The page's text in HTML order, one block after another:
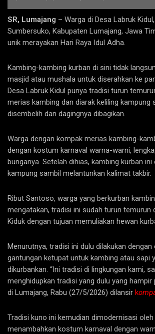
SR, Lumajang – Warga di Desa Labruk
Sumbersuko, Kabupaten Lumajang, Jawa
unik merayakan Hari Raya Idul Adha.
Kambing-kambing kurban di sini tidak
masjid atau mushala untuk diserahkan ke
Desa Labruk Kidul punya tradisi turun
merias kambing dan diarak keliling kampung
disembelih dan dagingnya dibagikan.
Warga dengan kompak merias kambing-
dengan kostum karnaval warna-warni,
bunganya. Setelah dihias, kambing kurban ini
kampung sambil melantunkan kalimat takbir.
Ribut Santoso, warga yang berkurban
mengatakan, tradisi ini sudah turun temurun
Kiduk dengan tujuan memuliakan hewan
Menurutnya, tradisi ini dulu dilakukan
gantungan ketupat untuk kambing atau sapi
dikurbankan. “Ini tradisi di lingkungan kami,
menghidupkan tradisi yang dulu yang hampir
di Lumajang, Rabu (27/5/2026) dilansir k
Tradisi kuno ini kemudian dimodernisasi oleh
menambahkan kostum karnaval dengan